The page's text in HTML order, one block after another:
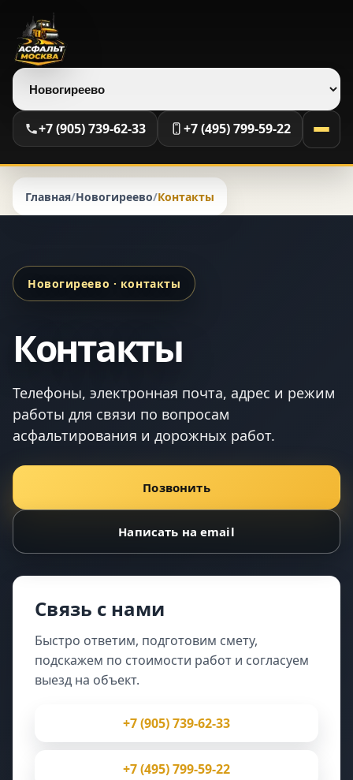
Выберите регион
+7 (905) 739-62-33 +7 (495) 799-59-22
Главная/Новогиреево/Контакты
Новогиреево · контакты
Контакты
Телефоны, электронная почта, адрес и режим
работы для связи по вопросам
асфальтирования и дорожных работ.
Позвонить
Написать на email
Связь с нами
Быстро ответим, подготовим смету,
подскажем по стоимости работ и согласуем
выезд на объект.
+7 (905) 739-62-33
+7 (495) 799-59-22